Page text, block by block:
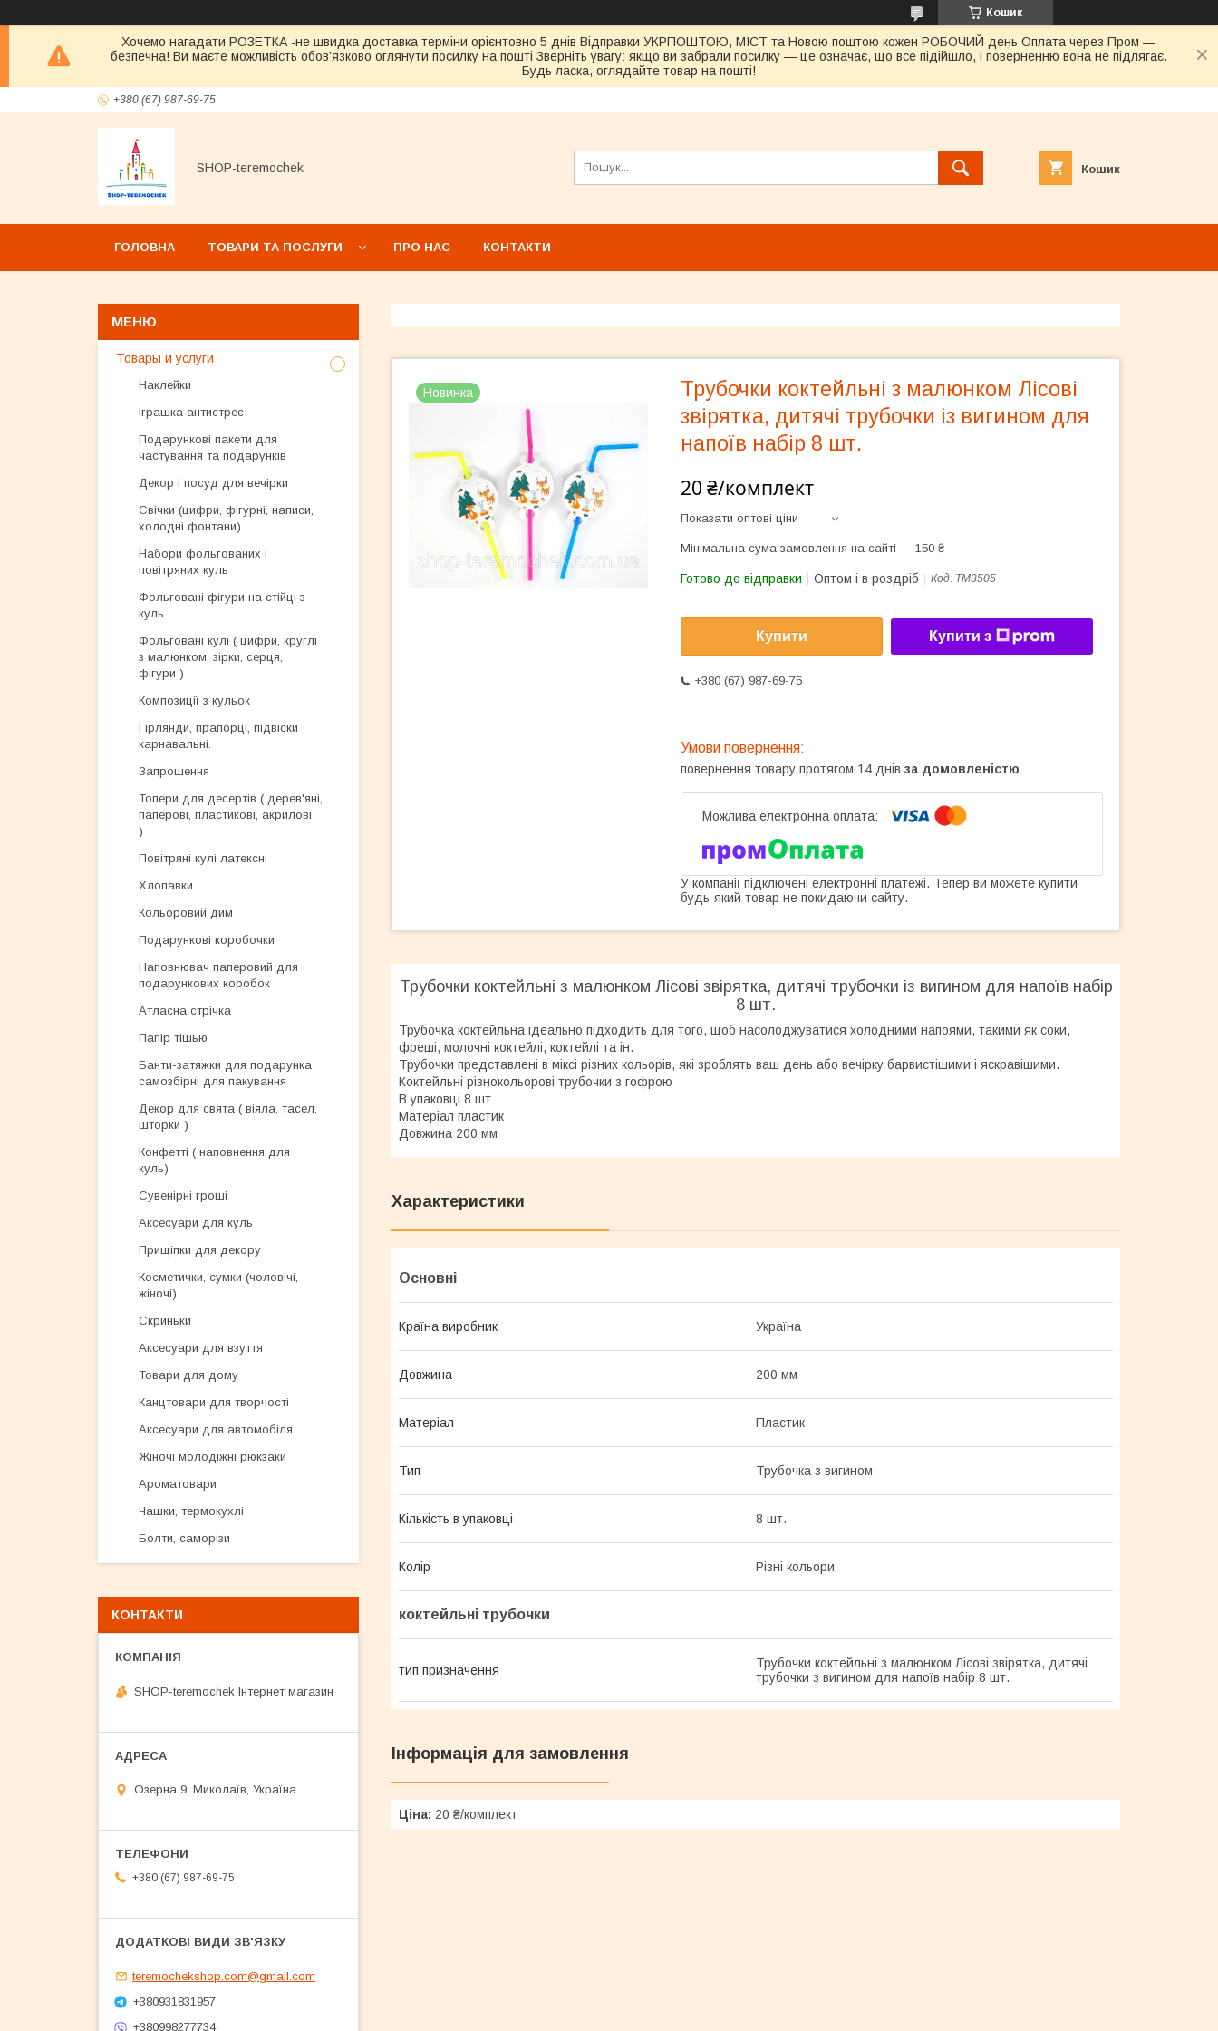
Кошик
Хочемо нагадати РОЗЕТКА -не швидка доставка терміни орієнтовно 5 днів Відправки УКРПОШТОЮ, МІСТ та Новою поштою кожен РОБОЧИЙ день Оплата через Пром —
безпечна! Ви маєте можливість обов’язково оглянути посилку на пошті Зверніть увагу: якщо ви забрали посилку — це означає, що все підійшло, і поверненню вона не підлягає.
Будь ласка, оглядайте товар на пошті!
+380 (67) 987-69-75
SHOP-teremochek Кошик
ГОЛОВНА ТОВАРИ ТА ПОСЛУГИ ПРО НАС КОНТАКТИ
Новинка
Трубочки коктейльні з малюнком Лісові
звірятка, дитячі трубочки із вигином для
напоїв набір 8 шт.
20 ₴/комплект
Показати оптові ціни
Мінімальна сума замовлення на сайті — 150 ₴
Готово до відправки Оптом і в роздріб Код: TM3505
Купити Купити з
+380 (67) 987-69-75
повернення товару протягом 14 днів за домовленістю
У компанії підключені електронні платежі. Тепер ви можете купити
будь-який товар не покидаючи сайту.
Трубочки коктейльні з малюнком Лісові звірятка, дитячі трубочки із вигином для напоїв набір
8 шт.
Трубочка коктейльна ідеально підходить для того, щоб насолоджуватися холодними напоями, такими як соки,
фреші, молочні коктейлі, коктейлі та ін.
Трубочки представлені в міксі різних кольорів, які зроблять ваш день або вечірку барвистішими і яскравішими.
Коктейльні різнокольорові трубочки з гофрою
В упаковці 8 шт
Матеріал пластик
Довжина 200 мм
Характеристики
Основні
Країна виробник Україна
Довжина 200 мм
Матеріал Пластик
Тип Трубочка з вигином
Кількість в упаковці 8 шт.
Колір Різні кольори
коктейльні трубочки
тип призначення
Трубочки коктейльні з малюнком Лісові звірятка, дитячі
трубочки з вигином для напоїв набір 8 шт.
Інформація для замовлення
Ціна: 20 ₴/комплект
Товары и услуги
Наклейки
Іграшка антистрес
Подарункові пакети для
частування та подарунків
Декор і посуд для вечірки
Свічки (цифри, фігурні, написи,
холодні фонтани)
Набори фольгованих і
повітряних куль
Фольговані фігури на стійці з
куль
Фольговані кулі ( цифри, круглі
з малюнком, зірки, серця,
фігури )
Композиції з кульок
Гірлянди, прапорці, підвіски
карнавальні.
Запрошення
Топери для десертів ( дерев'яні,
паперові, пластикові, акрилові
)
Повітряні кулі латексні
Хлопавки
Кольоровий дим
Подарункові коробочки
Наповнювач паперовий для
подарункових коробок
Атласна стрічка
Папір тішью
Банти-затяжки для подарунка
самозбірні для пакування
Декор для свята ( віяла, тасел,
шторки )
Конфетті ( наповнення для
куль)
Сувенірні гроші
Аксесуари для куль
Прищіпки для декору
Косметички, сумки (чоловічі,
жіночі)
Скриньки
Аксесуари для взуття
Товари для дому
Канцтовари для творчості
Аксесуари для автомобіля
Жіночі молодіжні рюкзаки
Ароматовари
Чашки, термокухлі
Болти, саморізи
КОНТАКТИ
SHOP-teremochek Інтернет магазин
Озерна 9, Миколаїв, Україна
+380 (67) 987-69-75
teremochekshop.com@gmail.com
+380931831957
+380998277734